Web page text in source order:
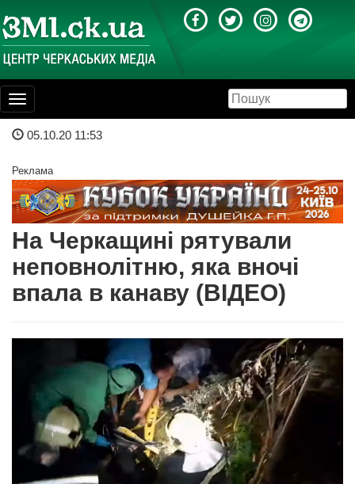
Toggle
navigation
05.10.20 11:53
Реклама
На Черкащині рятували
неповнолітню, яка вночі
впала в канаву (ВІДЕО)